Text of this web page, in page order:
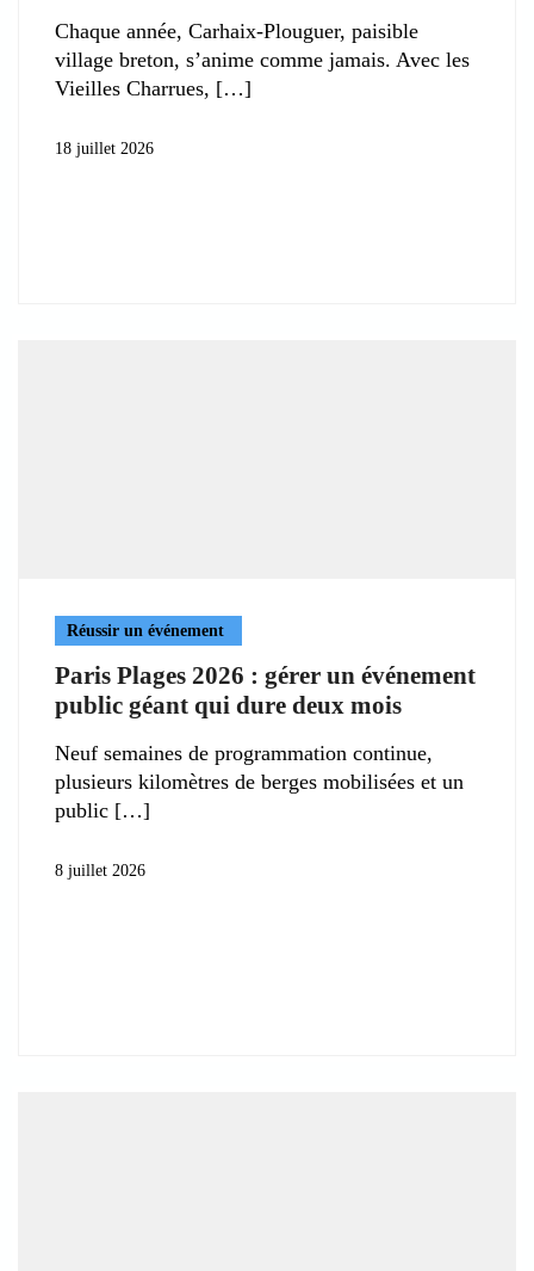
Chaque année, Carhaix-Plouguer, paisible
village breton, s’anime comme jamais. Avec les
Vieilles Charrues,
18 juillet 2026
Réussir un événement
Paris Plages 2026 : gérer un événement
public géant qui dure deux mois
Neuf semaines de programmation continue,
plusieurs kilomètres de berges mobilisées et un
public
8 juillet 2026